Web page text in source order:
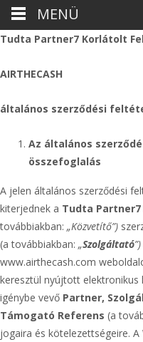
Tudta Partner7 Korlátolt
AIRTHECASH
általános szerződési
Az általános
összefoglalás
A jelen általános szerződési
kiterjednek a Tudta
továbbiakban: „Közvetítő”)
(a továbbiakban: „Szolgáltató”)
www.airthecash.com
keresztül nyújtott
igénybe vevő Partner,
Támogató Referens (a
jogaira és kötelezettségeire.
MENÜ